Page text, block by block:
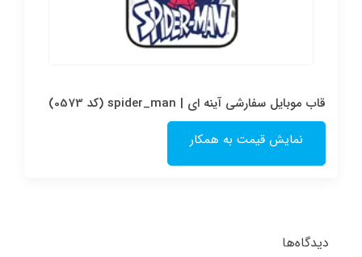
قاب موبایل سفارشی آینه ای | spider_man (کد 0573)
نمایش قیمت به همکار
دیدگاه‌ها